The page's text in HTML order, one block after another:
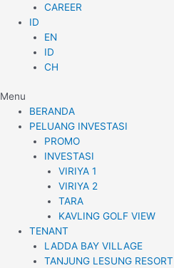
CAREER
ID
EN
ID
CH
Menu
BERANDA
PELUANG INVESTASI
PROMO
INVESTASI
VIRIYA 1
VIRIYA 2
TARA
KAVLING GOLF VIEW
TENANT
LADDA BAY VILLAGE
TANJUNG LESUNG RESORT